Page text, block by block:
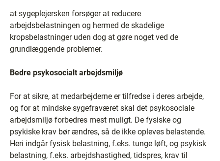
at sygeplejersken forsøger at reducere
arbejdsbelastningen og hermed de skadelige
kropsbelastninger uden dog at gøre noget ved de
grundlæggende problemer.
Bedre psykosocialt arbejdsmiljø
For at sikre, at medarbejderne er tilfredse i deres arbejde,
og for at mindske sygefraværet skal det psykosociale
arbejdsmiljø forbedres mest muligt. De fysiske og
psykiske krav bør ændres, så de ikke opleves belastende.
Heri indgår fysisk belastning, f.eks. tunge løft, og psykisk
belastning, f.eks. arbejdshastighed, tidspres, krav til